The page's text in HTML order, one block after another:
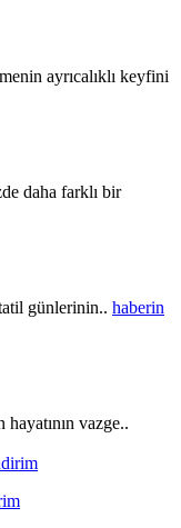
ayrıcalıklı keyfini
daha farklı bir
günlerinin.. haberin
vazge..